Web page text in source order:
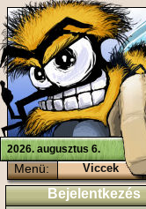
2026. augusztus 6.
Menü: Viccek
Bejelentkezés